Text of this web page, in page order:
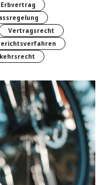
Erbvertrag
Vertragsrecht